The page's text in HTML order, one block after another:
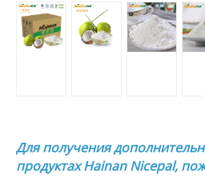
Для получения
продуктах Hainan Nicepal,